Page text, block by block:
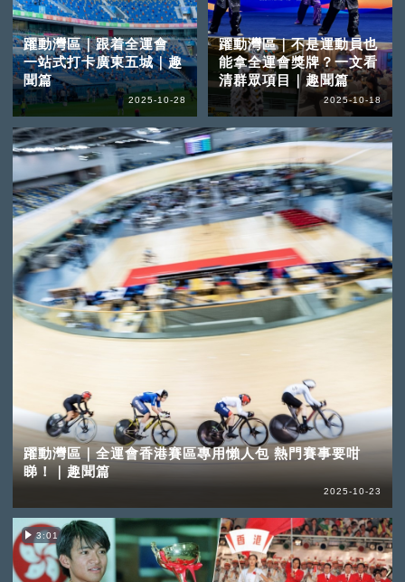
躍動灣區｜跟着全運會
一站式打卡廣東五城｜趣
聞篇
2025-10-28
躍動灣區｜全運會香港賽區專用懶人包 熱門賽事要咁
睇！｜趣聞篇
2025-10-23
躍動灣區｜不是運動員也
能拿全運會獎牌？一文看
清群眾項目｜趣聞篇
2025-10-18
3:01